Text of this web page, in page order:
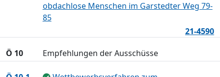
obdachlose Menschen im Garstedter Weg 79-
85
21-4590
Ö 10 Empfehlungen der Ausschüsse